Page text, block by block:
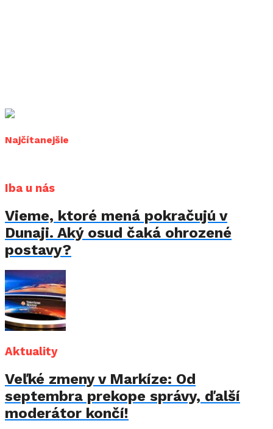
Najčítanejšie
Iba u nás
Vieme, ktoré mená pokračujú v
Dunaji. Aký osud čaká ohrozené
postavy?
Aktuality
Veľké zmeny v Markíze: Od
septembra prekope správy, ďalší
moderátor končí!